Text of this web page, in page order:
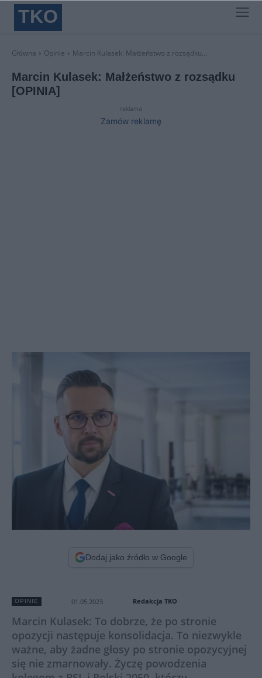
TKO
Główna Opinie Marcin Kulasek: Małżeństwo z rozsądku...
Marcin Kulasek: Małżeństwo z rozsądku
[OPINIA]
reklama
Zamów reklamę
Dodaj jako źródło w Google
OPINIE 01.05.2023 Redakcja TKO
Marcin Kulasek: To dobrze, że po stronie
opozycji następuje konsolidacja. To niezwykle
ważne, aby żadne głosy po stronie opozycyjnej
się nie zmarnowały. Życzę powodzenia